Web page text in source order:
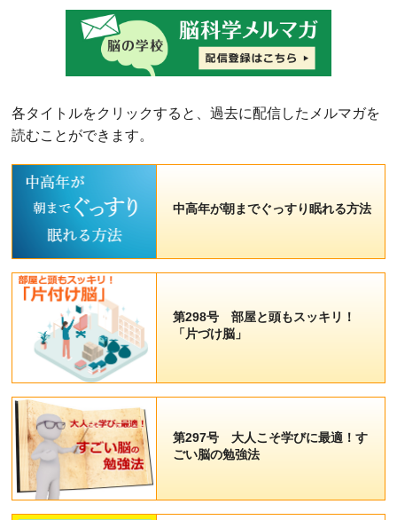
各タイトルをクリックすると、過去に配信したメルマガを
読むことができます。
中高年が朝までぐっすり眠れる方法
第298号 部屋と頭もスッキリ！
「片づけ脳」
第297号 大人こそ学びに最適！す
ごい脳の勉強法